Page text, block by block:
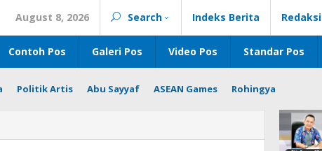
August 8, 2026 Search Indeks Berita Redaksi
Contoh Pos Galeri Pos Video Pos Standar Pos
Politik Artis Abu Sayyaf ASEAN Games Rohingya